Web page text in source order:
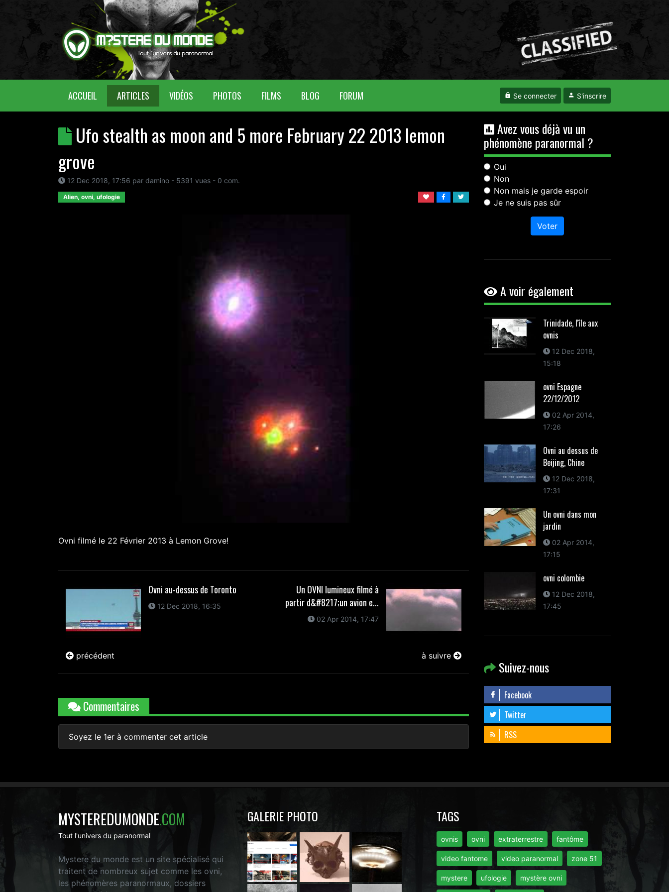
ACCUEIL (CURRENT)ARTICLES VIDÉOS PHOTOS FILMS BLOG FORUM Se connecter S'inscrire
Ufo stealth as moon and 5 more February 22 2013 lemon
grove
12 Dec 2018, 17:56 par damino - 5391 vues - 0 com.
Alien, ovni, ufologie
Ovni filmé le 22 Février 2013 à Lemon Grove!
Ovni au-dessus de Toronto
12 Dec 2018, 16:35
précédent
Un OVNI lumineux filmé à
partir d&#8217;un avion e...
02 Apr 2014, 17:47
à suivre
Commentaires
Soyez le 1er à commenter cet article
Avez vous déjà vu un
phénomène paranormal ?
Oui
Non
Non mais je garde espoir
Je ne suis pas sûr
Voter
A voir également
Trinidade, l'île aux
ovnis
12 Dec 2018,
15:18
ovni Espagne
22/12/2012
02 Apr 2014,
17:26
Ovni au dessus de
Beijing, Chine
12 Dec 2018,
17:31
Un ovni dans mon
jardin
02 Apr 2014,
17:15
ovni colombie
12 Dec 2018,
17:45
Suivez-nous
Facebook
Twitter
RSS
MYSTEREDUMONDE.COM
Tout l'univers du paranormal
Mystere du monde est un site spécialisé qui
traitent de nombreux sujet comme les ovni,
les phénomères paranormaux, dossiers
GALERIE PHOTO TAGS
ovnis ovni extraterrestre fantôme
video fantome video paranormal zone 51
mystere ufologie mystère ovni